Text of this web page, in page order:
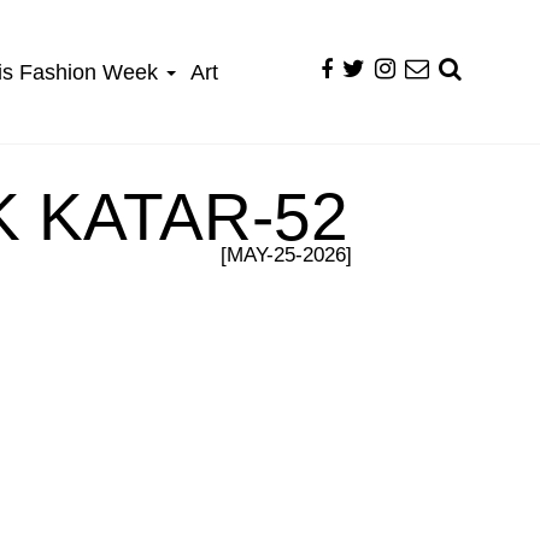
Fashion Week Art
KATAR-52
[MAY-25-2026]